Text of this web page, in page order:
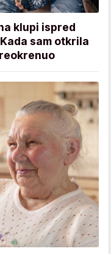
klupi ispred
sam otkrila